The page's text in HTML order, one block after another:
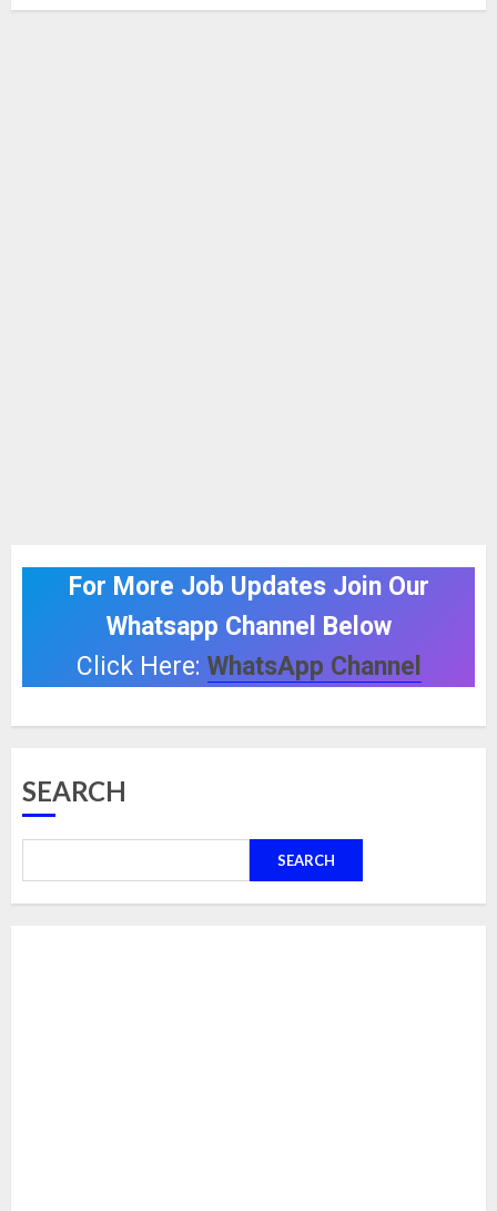
For More Job Updates Join Our
Whatsapp Channel Below
Click Here: WhatsApp Channel
SEARCH
SEARCH